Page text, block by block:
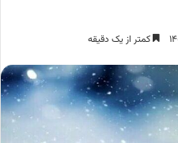
کمتر از یک دقیقه